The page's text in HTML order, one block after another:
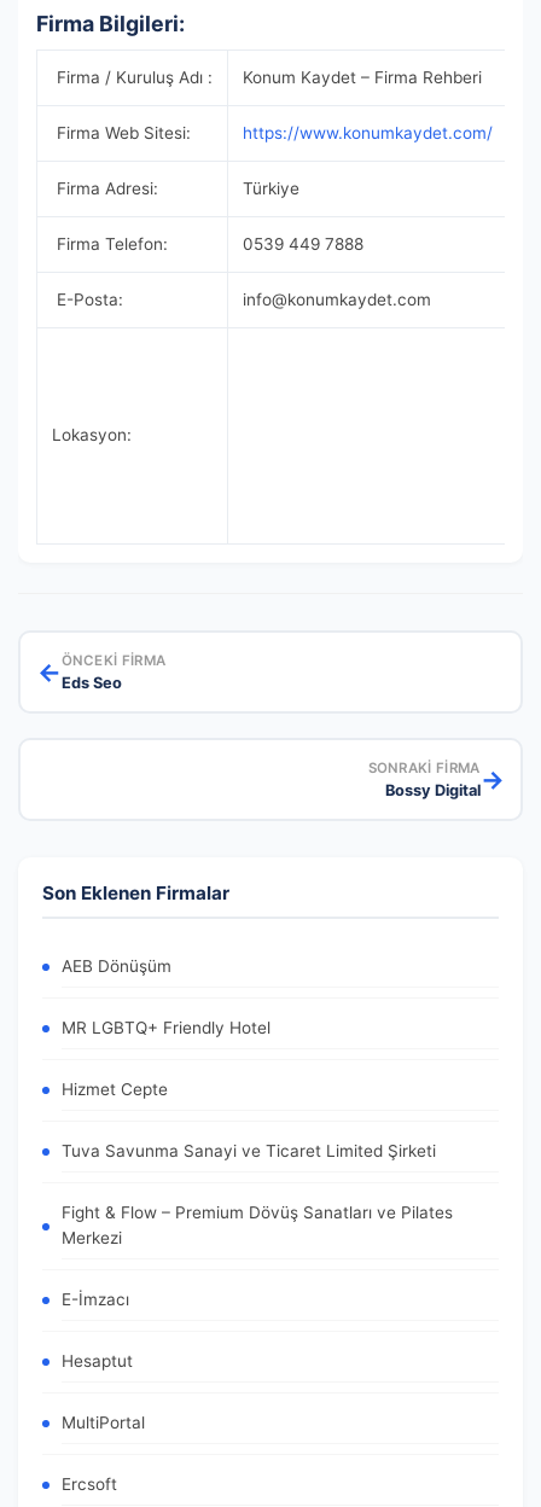
Firma Bilgileri:
Firma / Kuruluş Adı : Konum Kaydet – Firma Rehberi
Firma Web Sitesi: https://www.konumkaydet.com/
Firma Adresi: Türkiye
Firma Telefon: 0539 449 7888
E-Posta: info@konumkaydet.com
Lokasyon:
←ÖNCEKI FIRMA
Eds Seo
SONRAKI FIRMA
Bossy Digital→
Son Eklenen Firmalar
AEB Dönüşüm
MR LGBTQ+ Friendly Hotel
Hizmet Cepte
Tuva Savunma Sanayi ve Ticaret Limited Şirketi
Fight & Flow – Premium Dövüş Sanatları ve Pilates
Merkezi
E-İmzacı
Hesaptut
MultiPortal
Ercsoft